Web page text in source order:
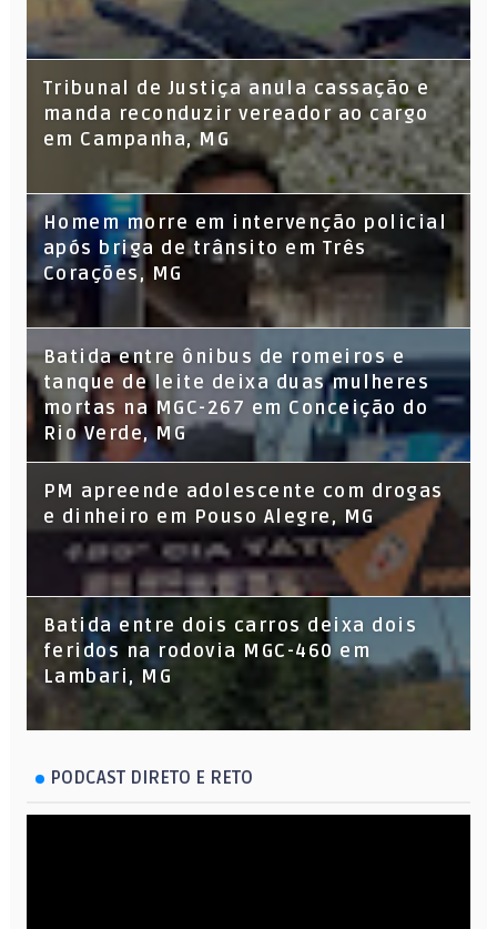
Tribunal de Justiça anula cassação e
manda reconduzir vereador ao cargo
em Campanha, MG
Homem morre em intervenção policial
após briga de trânsito em Três
Corações, MG
Batida entre ônibus de romeiros e
tanque de leite deixa duas mulheres
mortas na MGC-267 em Conceição do
Rio Verde, MG
PM apreende adolescente com drogas
e dinheiro em Pouso Alegre, MG
Batida entre dois carros deixa dois
feridos na rodovia MGC-460 em
Lambari, MG
PODCAST DIRETO E RETO